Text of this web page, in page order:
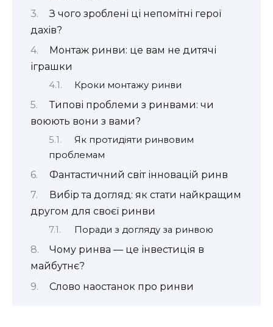
З чого зроблені ці непомітні герої
дахів?
Монтаж ринви: це вам не дитячі
іграшки
Кроки монтажу ринви
Типові проблеми з ринвами: чи
воюють вони з вами?
Як протидіяти ринвовим
проблемам
Фантастичний світ інновацій ринв
Вибір та догляд: як стати найкращим
другом для своєї ринви
Поради з догляду за ринвою
Чому ринва — це інвестиція в
майбутнє?
Слово наостанок про ринви